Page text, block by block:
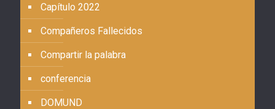
Capítulo 2022
Compañeros Fallecidos
Compartir la palabra
conferencia
DOMUND